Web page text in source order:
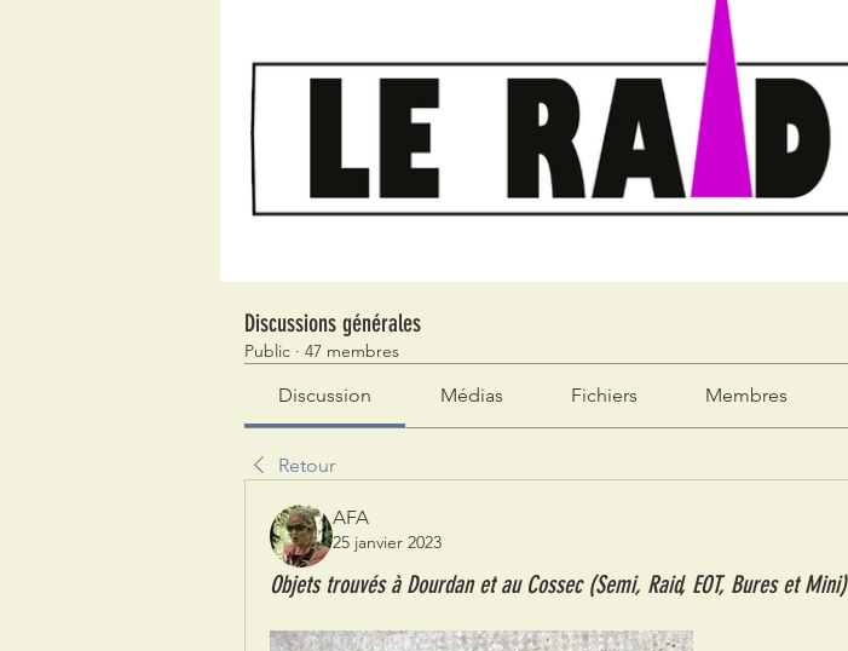
Discussions générales
Public · 47 membres
Discussion Médias Fichiers Membres
Retour
AFA
25 janvier 2023
Objets trouvés à Dourdan et au Cossec (Semi, Raid, EOT, Bures et Mini)